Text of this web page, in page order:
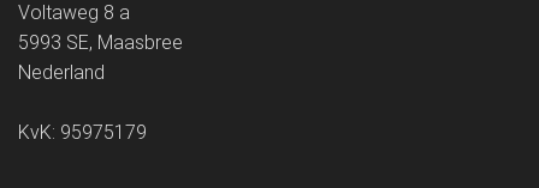
Voltaweg 8 a
5993 SE, Maasbree
Nederland
KvK: 95975179